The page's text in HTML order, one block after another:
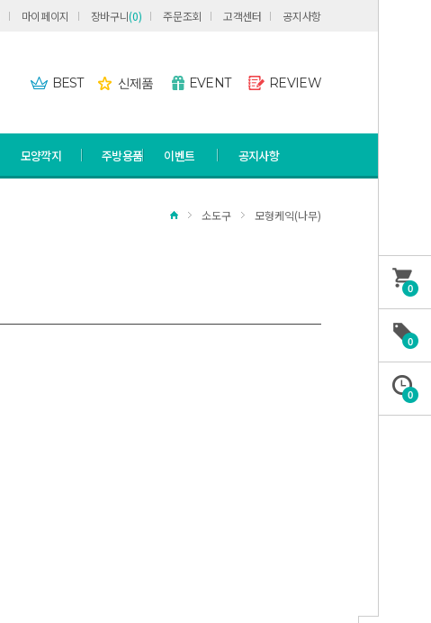
0
0
0
마이페이지 장바구니(0) 주문조회 고객센터 공지사항
BEST 신제품 EVENT REVIEW
모양깍지 주방용품 이벤트 공지사항
소도구 모형케익(나무)